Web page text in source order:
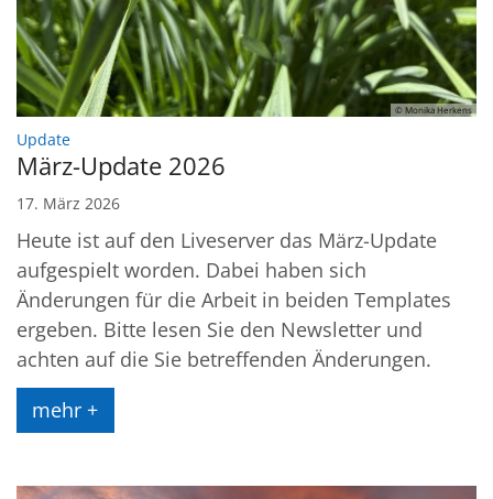
© Monika Herkens
Update:
März-Update 2026
17. März 2026
Heute ist auf den Liveserver das März-Update
aufgespielt worden. Dabei haben sich
Änderungen für die Arbeit in beiden Templates
ergeben. Bitte lesen Sie den Newsletter und
achten auf die Sie betreffenden Änderungen.
mehr +